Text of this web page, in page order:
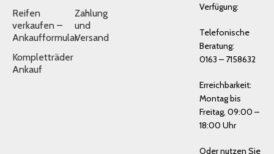
Reifen
verkaufen –
Ankaufformular
Kompletträder
Ankauf
Zahlung
und
Versand
Verfügung:
Telefonische
Beratung:
0163 – 7158632
Erreichbarkeit:
Montag bis
Freitag, 09:00 –
18:00 Uhr
Oder nutzen Sie